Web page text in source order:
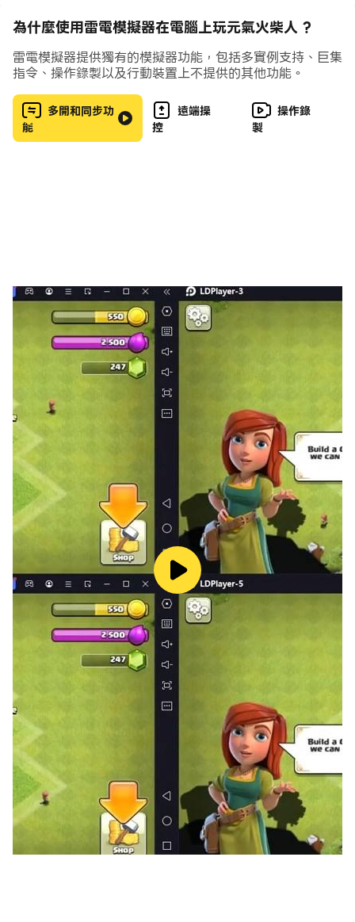
歐皇看了都羨慕的超高副本爆率！
金裝和稀有材料自由交易，發家致富不是夢！
【元氣幻獸 化形陪伴共同成長】
邂逅世界各个角落的元氣幻獸，締結契約一起冒險。
幻獸們還可以超強進化、化形成百變模樣，守候在你身邊~
為什麼使用雷電模擬器在電腦上玩元氣火柴人 ?
雷電模擬器提供獨有的模擬器功能，包括多實例支持、巨集
指令、操作錄製以及行動裝置上不提供的其他功能。
多開和同步功
能
遠端操
控
操作錄
製